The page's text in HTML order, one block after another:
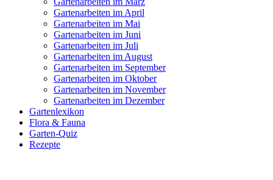
Gartenarbeiten im April
Gartenarbeiten im Mai
Gartenarbeiten im Juni
Gartenarbeiten im Juli
Gartenarbeiten im August
Gartenarbeiten im September
Gartenarbeiten im Oktober
Gartenarbeiten im November
Gartenarbeiten im Dezember
Gartenlexikon
Flora & Fauna
Garten-Quiz
Rezepte